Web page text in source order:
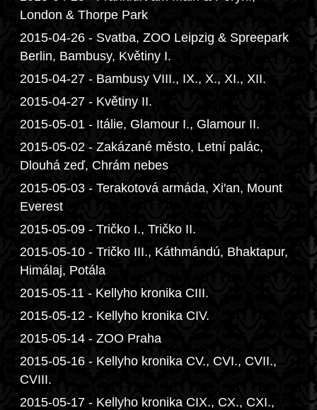
London & Thorpe Park
2015-04-26 - Svatba, ZOO Leipzig & Spreepark
Berlin, Bambusy, Květiny I.
2015-04-27 - Bambusy VIII., IX., X., XI., XII.
2015-04-27 - Květiny II.
2015-05-01 - Itálie, Glamour I., Glamour II.
2015-05-02 - Zakázané město, Letní palác,
Dlouhá zeď, Chrám nebes
2015-05-03 - Terakotová armáda, Xi'an, Mount
Everest
2015-05-09 - Tričko I., Tričko II.
2015-05-10 - Tričko III., Káthmándú, Bhaktapur,
Himálaj, Potála
2015-05-11 - Kellyho kronika CIII.
2015-05-12 - Kellyho kronika CIV.
2015-05-14 - ZOO Praha
2015-05-16 - Kellyho kronika CV., CVI., CVII.,
CVIII.
2015-05-17 - Kellyho kronika CIX., CX., CXI.,